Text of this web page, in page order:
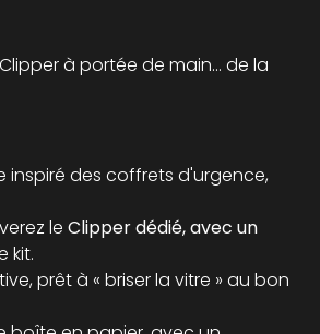
à portée de main... de la
inspiré des coffrets d'urgence,
le Clipper dédié, avec un
kit.
prêt à « briser la vitre » au bon